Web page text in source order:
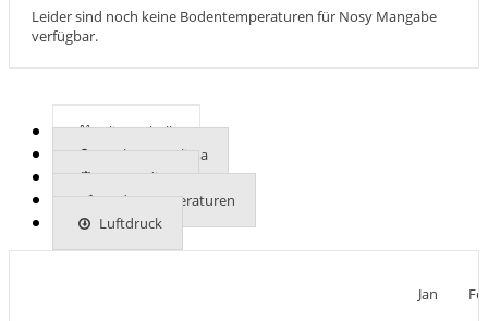
Leider sind noch keine Bodentemperaturen für Nosy Mangabe
verfügbar.
Klimatabelle
Mehr zum Klima
UVB-Indizes
Bodentemperaturen
Luftdruck
Jan